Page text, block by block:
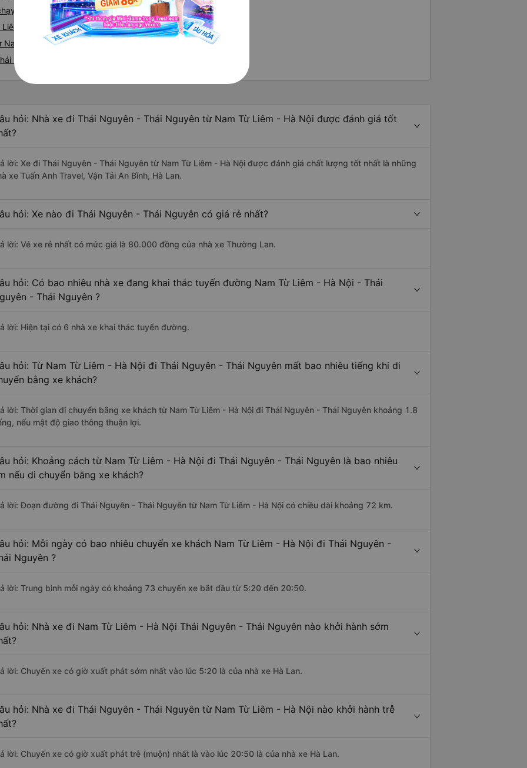
tuyến đường Nam Từ Liêm đi Thái Nguyên
- Thái Nguyên
Từ Liêm nhanh và uy tín nhất
Nguyên
hỏi: Nhà xe đi Thái Nguyên - Thái Nguyên từ Nam Từ Liêm - Hà Nội được đánh giá tốt
lời: Xe đi Thái Nguyên - Thái Nguyên từ Nam Từ Liêm - Hà Nội được đánh giá chất lượng tốt nhất là những
xe Tuấn Anh Travel, Vận Tải An Bình, Hà Lan.
hỏi: Xe nào đi Thái Nguyên - Thái Nguyên có giá rẻ nhất?
lời: Vé xe rẻ nhất có mức giá là 80.000 đồng của nhà xe Thường Lan.
hỏi: Có bao nhiêu nhà xe đang khai thác tuyến đường Nam Từ Liêm - Hà Nội - Thái
- Thái Nguyên ?
lời: Hiện tại có 6 nhà xe khai thác tuyến đường.
hỏi: Từ Nam Từ Liêm - Hà Nội đi Thái Nguyên - Thái Nguyên mất bao nhiêu tiếng khi di
bằng xe khách?
lời: Thời gian di chuyển bằng xe khách từ Nam Từ Liêm - Hà Nội đi Thái Nguyên - Thái Nguyên khoảng 1.8
nếu mật độ giao thông thuận lợi.
hỏi: Khoảng cách từ Nam Từ Liêm - Hà Nội đi Thái Nguyên - Thái Nguyên là bao nhiêu
nếu di chuyển bằng xe khách?
lời: Đoạn đường đi Thái Nguyên - Thái Nguyên từ Nam Từ Liêm - Hà Nội có chiều dài khoảng 72 km.
hỏi: Mỗi ngày có bao nhiêu chuyến xe khách Nam Từ Liêm - Hà Nội đi Thái Nguyên -
Nguyên ?
lời: Trung bình mỗi ngày có khoảng 73 chuyến xe bắt đầu từ 5:20 đến 20:50.
hỏi: Nhà xe đi Nam Từ Liêm - Hà Nội Thái Nguyên - Thái Nguyên nào khởi hành sớm
lời: Chuyến xe có giờ xuất phát sớm nhất vào lúc 5:20 là của nhà xe Hà Lan.
hỏi: Nhà xe đi Thái Nguyên - Thái Nguyên từ Nam Từ Liêm - Hà Nội nào khởi hành trễ
lời: Chuyến xe có giờ xuất phát trễ (muộn) nhất là vào lúc 20:50 là của nhà xe Hà Lan.